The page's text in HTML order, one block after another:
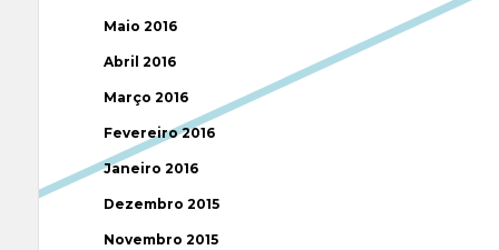
Maio 2016
Abril 2016
Março 2016
Fevereiro 2016
Janeiro 2016
Dezembro 2015
Novembro 2015